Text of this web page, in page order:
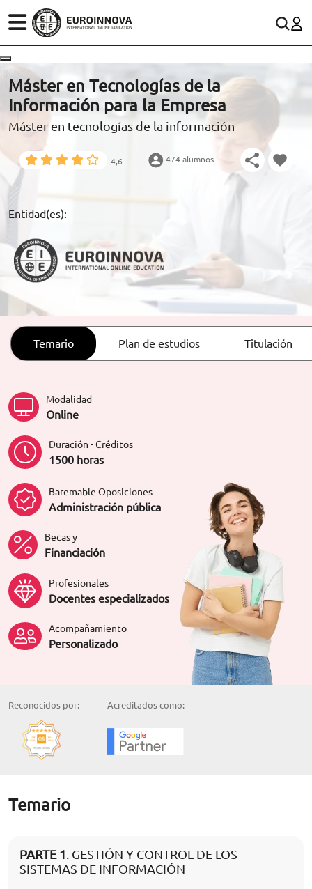
ÁREAS
ESTUDIOS
CONOCE EUROINNOVA
RECURSOS EDUCATIVOS
ARTÍCULOS
CONTACTO
(+34)958 050 200 (gratuito en España)
900 831 200
formacion@euroinnova.com
TRABAJA CON NOSOTROS
Máster en Tecnologías de la
Información para la Empresa
Máster en tecnologías de la información
4,6 474 alumnos
Entidad(es):
Temario Plan de estudios Titulación
Modalidad
Online
Duración - Créditos
1500 horas
Baremable Oposiciones
Administración pública
Becas y
Financiación
Profesionales
Docentes especializados
Acompañamiento
Personalizado
Reconocidos por: Acreditados como:
Temario
PARTE 1. GESTIÓN Y CONTROL DE LOS
SISTEMAS DE INFORMACIÓN